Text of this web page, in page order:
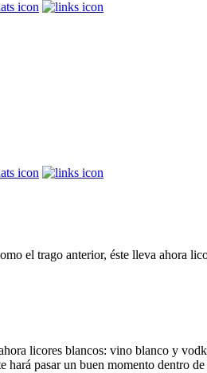
el trago anterior, éste lleva ahora
licores blancos: vino blanco y
hará pasar un buen momento dentro